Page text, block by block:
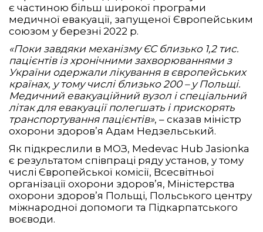
є частиною більш широкої програми
медичної евакуації, запущеної Європейським
союзом у березні 2022 р.
«Поки завдяки механізму ЄС близько 1,2 тис.
пацієнтів із хронічними захворюваннями з
України одержали лікування в європейських
країнах, у тому числі близько 200 – у Польщі.
Медичний евакуаційний вузол і спеціальний
літак для евакуації полегшать і прискорять
транспортування пацієнтів», – сказав міністр
охорони здоров’я Адам Недзельський.
Як підкреслили в МОЗ, Medevac Hub Jasionka
є результатом співпраці ряду установ, у тому
числі Європейської комісії, Всесвітньої
організації охорони здоров’я, Міністерства
охорони здоров’я Польщі, Польського центру
міжнародної допомоги та Підкарпатського
воєводи.